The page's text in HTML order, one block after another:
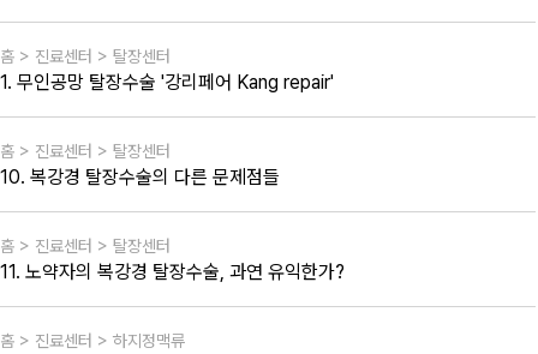
홈 > 진료센터 > 탈장센터
1. 무인공망 탈장수술 '강리페어 Kang repair'
홈 > 진료센터 > 탈장센터
10. 복강경 탈장수술의 다른 문제점들
홈 > 진료센터 > 탈장센터
11. 노약자의 복강경 탈장수술, 과연 유익한가?
홈 > 진료센터 > 하지정맥류